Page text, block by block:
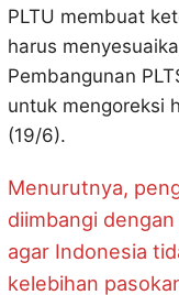
PLTU membuat
harus
Pembangunan
untuk mengoreksi
(19/6).
Menurutnya,
diimbangi
agar Indonesia
kelebihan